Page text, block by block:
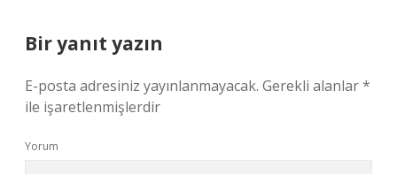
Bir yanıt yazın
E-posta adresiniz yayınlanmayacak. Gerekli alanlar*
ile işaretlenmişlerdir
Yorum